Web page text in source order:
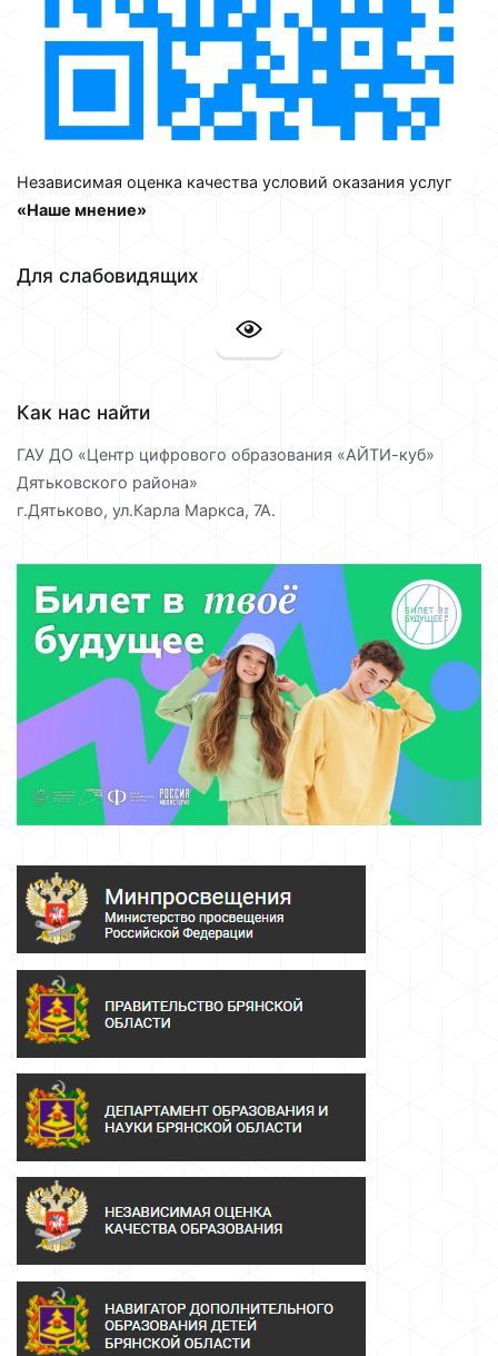
Независимая оценка качества условий оказания услуг
«Наше мнение»
Для слабовидящих
Как нас найти
ГАУ ДО «Центр цифрового образования «АЙТИ-куб»
Дятьковского района»
г.Дятьково, ул.Карла Маркса, 7А.